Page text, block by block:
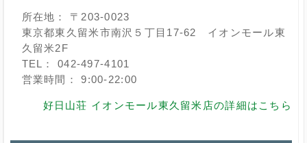
所在地： 〒203-0023
東京都東久留米市南沢５丁目17-62 イオンモール東
久留米2F
TEL： 042-497-4101
営業時間： 9:00-22:00
好日山荘 イオンモール東久留米店の詳細はこちら